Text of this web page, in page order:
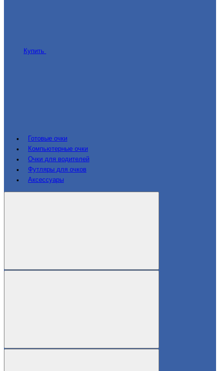
Купить
Готовые очки
Компьютерные очки
Очки для водителей
Футляры для очков
Аксессуары